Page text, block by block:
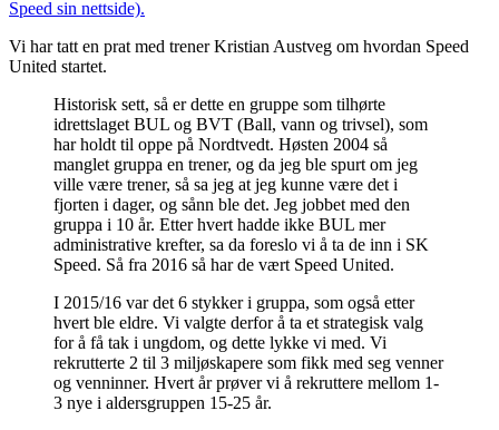
Speed sin nettside).
Vi har tatt en prat med trener Kristian Austveg om hvordan Speed
United startet.
Historisk sett, så er dette en gruppe som tilhørte
idrettslaget BUL og BVT (Ball, vann og trivsel), som
har holdt til oppe på Nordtvedt. Høsten 2004 så
manglet gruppa en trener, og da jeg ble spurt om jeg
ville være trener, så sa jeg at jeg kunne være det i
fjorten i dager, og sånn ble det. Jeg jobbet med den
gruppa i 10 år. Etter hvert hadde ikke BUL mer
administrative krefter, sa da foreslo vi å ta de inn i SK
Speed. Så fra 2016 så har de vært Speed United.
I 2015/16 var det 6 stykker i gruppa, som også etter
hvert ble eldre. Vi valgte derfor å ta et strategisk valg
for å få tak i ungdom, og dette lykke vi med. Vi
rekrutterte 2 til 3 miljøskapere som fikk med seg venner
og venninner. Hvert år prøver vi å rekruttere mellom 1-
3 nye i aldersgruppen 15-25 år.